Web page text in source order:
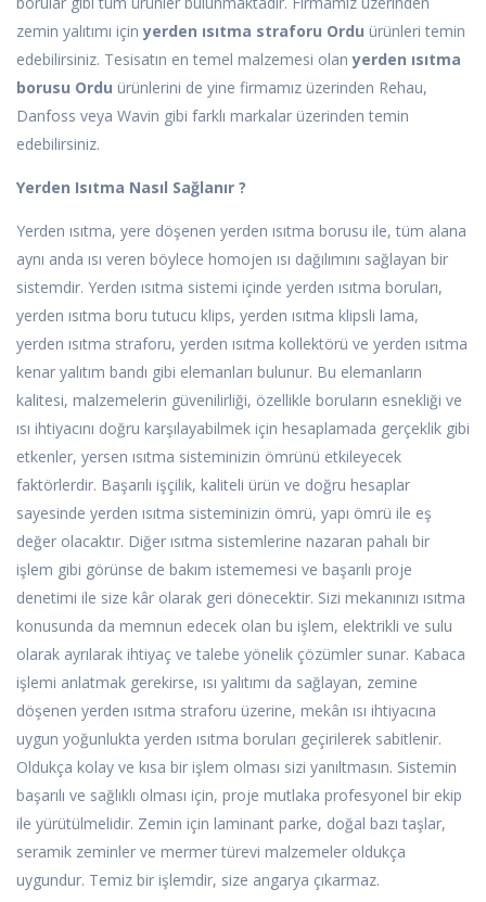
zemin yalıtımı içinyerden ısıtma straforu Ordu ürünleri temin
edebilirsiniz. Tesisatın en temel malzemesi olanyerden ısıtma
borusu Ordu ürünlerini de yine firmamız üzerinden Rehau,
Danfoss veya Wavin gibi farklı markalar üzerinden temin
edebilirsiniz.
Yerden Isıtma Nasıl Sağlanır ?
Yerden ısıtma, yere döşenen yerden ısıtma borusu ile, tüm alana
aynı anda ısı veren böylece homojen ısı dağılımını sağlayan bir
sistemdir. Yerden ısıtma sistemi içinde yerden ısıtma boruları,
yerden ısıtma boru tutucu klips, yerden ısıtma klipsli lama,
yerden ısıtma straforu, yerden ısıtma kollektörü ve yerden ısıtma
kenar yalıtım bandı gibi elemanları bulunur. Bu elemanların
kalitesi, malzemelerin güvenilirliği, özellikle boruların esnekliği ve
ısı ihtiyacını doğru karşılayabilmek için hesaplamada gerçeklik gibi
etkenler, yersen ısıtma sisteminizin ömrünü etkileyecek
faktörlerdir. Başarılı işçilik, kaliteli ürün ve doğru hesaplar
sayesinde yerden ısıtma sisteminizin ömrü, yapı ömrü ile eş
değer olacaktır. Diğer ısıtma sistemlerine nazaran pahalı bir
işlem gibi görünse de bakım istememesi ve başarılı proje
denetimi ile size kâr olarak geri dönecektir. Sizi mekanınızı ısıtma
konusunda da memnun edecek olan bu işlem, elektrikli ve sulu
olarak ayrılarak ihtiyaç ve talebe yönelik çözümler sunar. Kabaca
işlemi anlatmak gerekirse, ısı yalıtımı da sağlayan, zemine
döşenen yerden ısıtma straforu üzerine, mekân ısı ihtiyacına
uygun yoğunlukta yerden ısıtma boruları geçirilerek sabitlenir.
Oldukça kolay ve kısa bir işlem olması sizi yanıltmasın. Sistemin
başarılı ve sağlıklı olması için, proje mutlaka profesyonel bir ekip
ile yürütülmelidir. Zemin için laminant parke, doğal bazı taşlar,
seramik zeminler ve mermer türevi malzemeler oldukça
uygundur. Temiz bir işlemdir, size angarya çıkarmaz.